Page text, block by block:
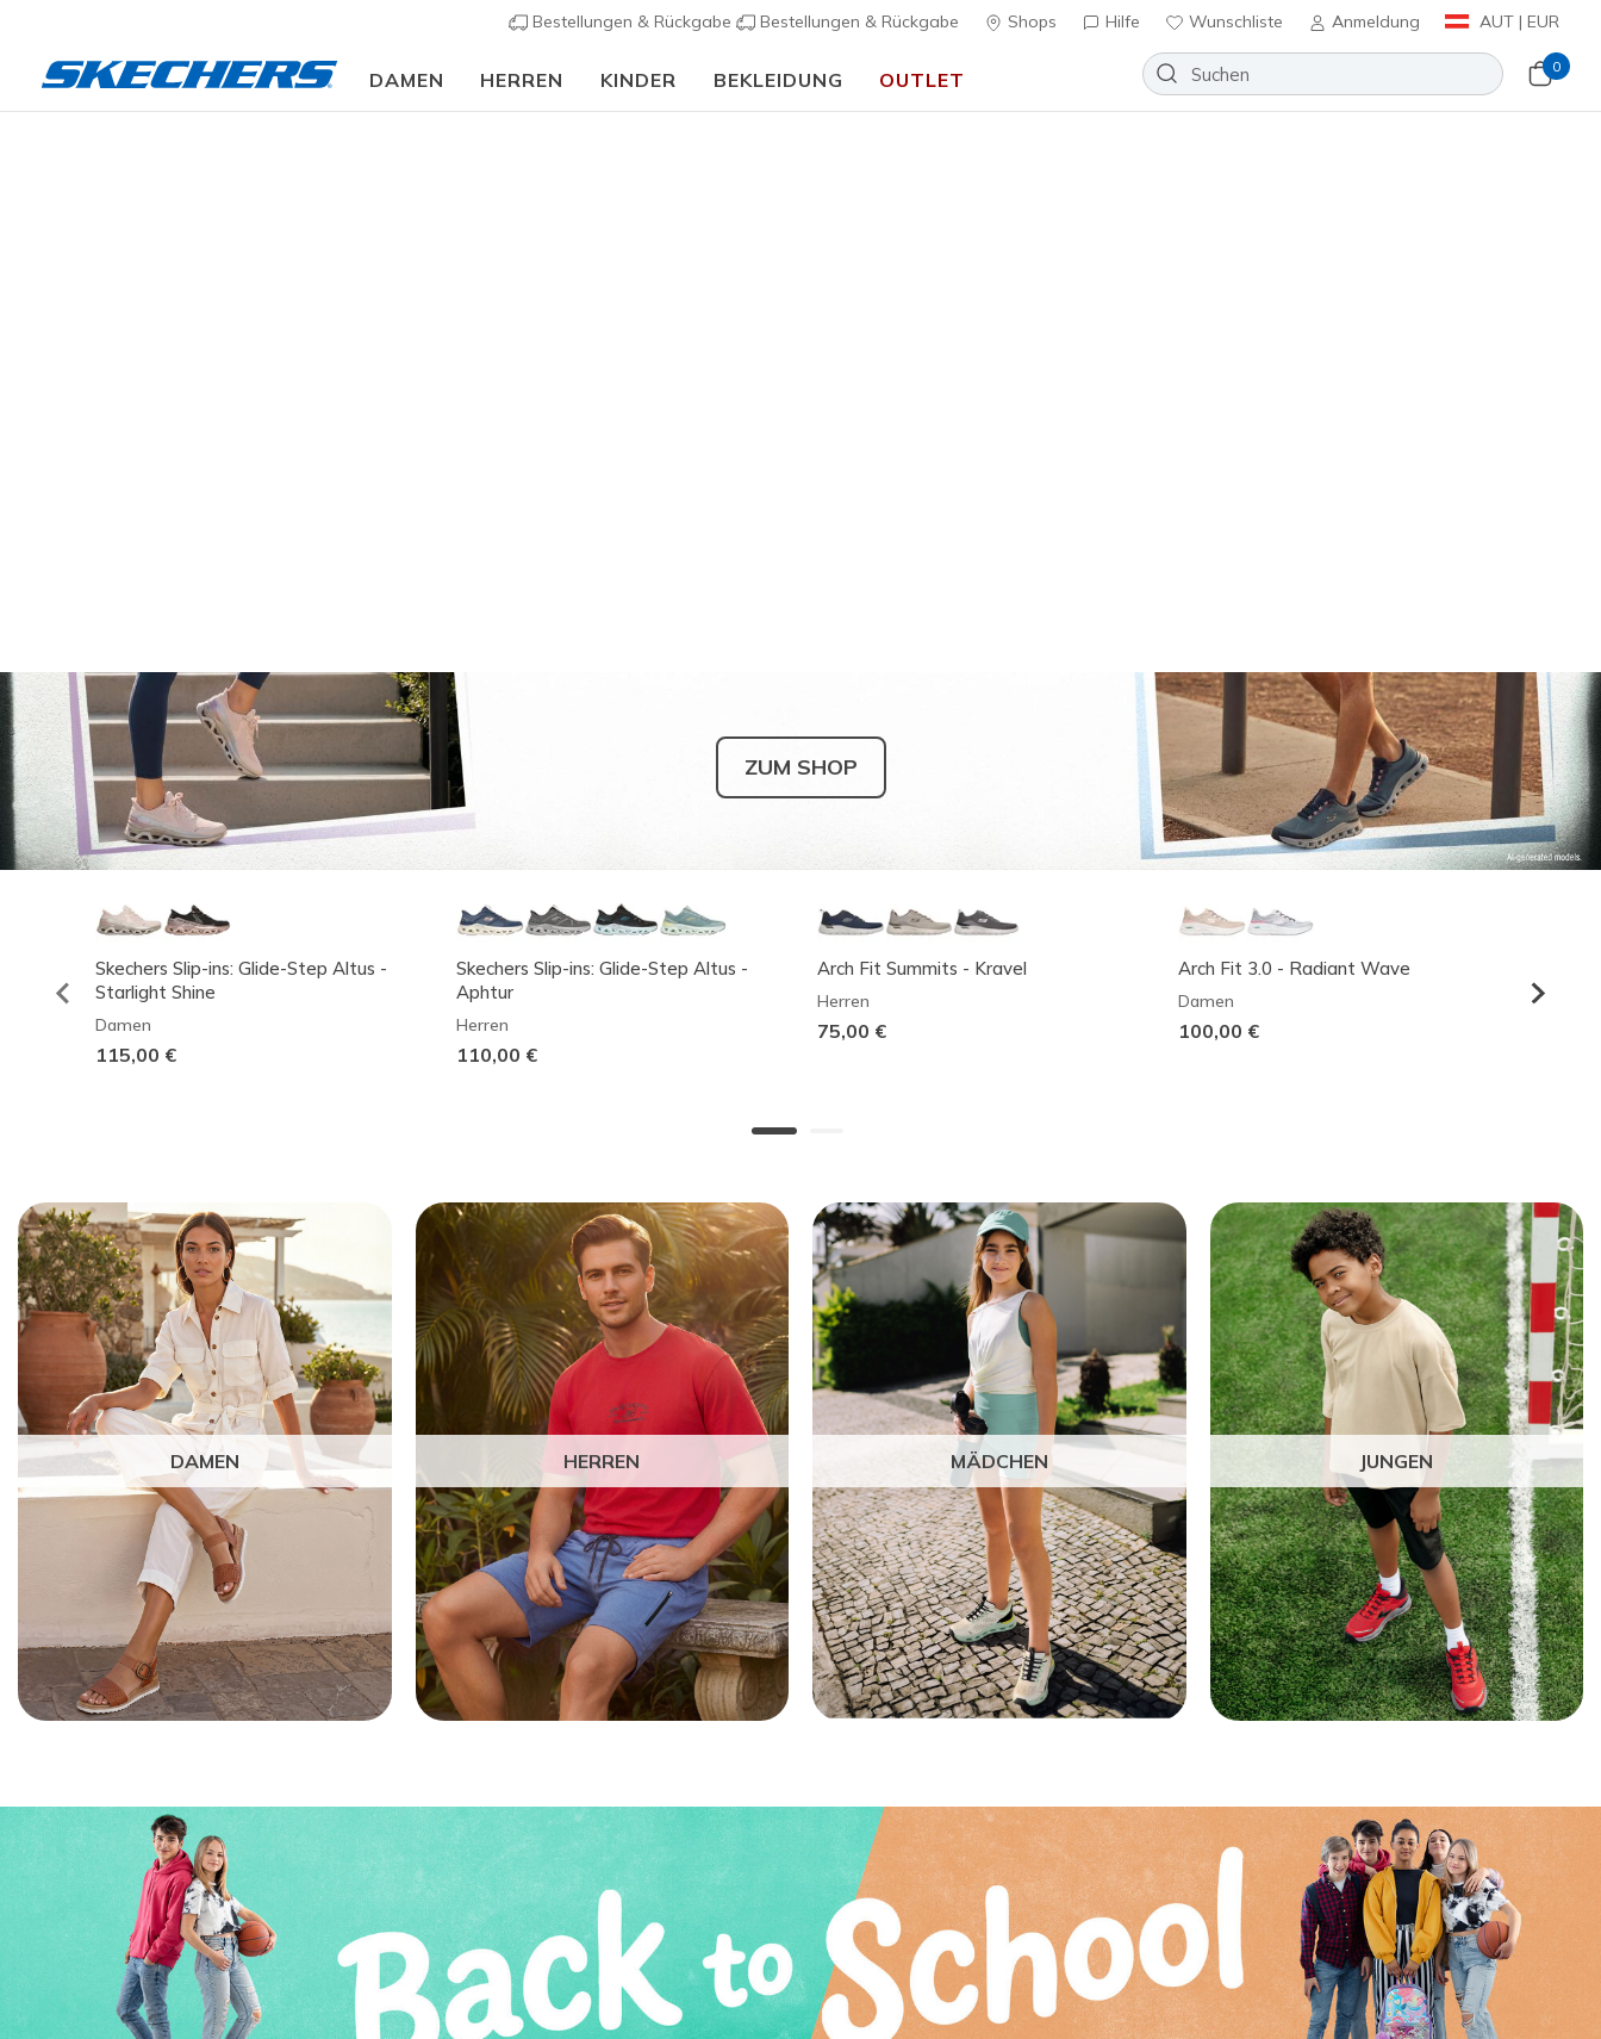
Bestellungen & Rückgabe Bestellungen & Rückgabe Shops Hilfe Wunschliste Anmeldung AUT | EUR
DAMEN HERREN KINDER BEKLEIDUNG OUTLET
0
ZUM SHOP
Skechers Slip-ins: Glide-Step Altus -
Starlight Shine
Damen
115,00 €
Skechers Slip-ins: Glide-Step Altus -
Aphtur
Herren
110,00 €
Arch Fit Summits - Kravel
Herren
75,00 €
Arch Fit 3.0 - Radiant Wave
Damen
100,00 €
Herren
DAMEN HERREN MÄDCHEN JUNGEN